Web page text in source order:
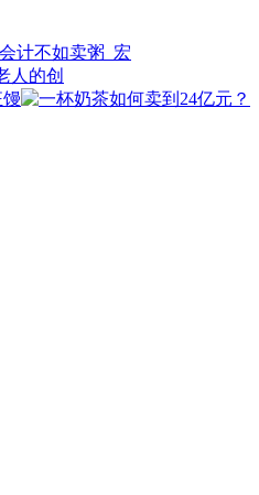
计不如卖粥_宏
人的创